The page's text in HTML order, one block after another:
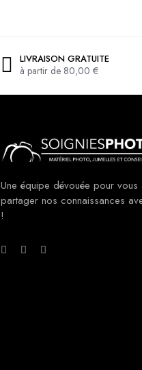
LIVRAISON GRATUITE
à partir de 80,00 €
Une équipe dévouée pour
partager nos connaissances
!